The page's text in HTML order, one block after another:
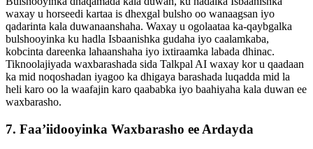
waxay u horseedi kartaa is dhexgal bulsho oo wanaagsan iyo
qadarinta kala duwanaanshaha. Waxay u ogolaataa ka-qaybgalka
bulshooyinka ku hadla Isbaanishka gudaha iyo caalamkaba,
kobcinta dareenka lahaanshaha iyo ixtiraamka labada dhinac.
Tiknoolajiyada waxbarashada sida Talkpal AI waxay kor u qaadaan
ka mid noqoshadan iyagoo ka dhigaya barashada luqadda mid la
heli karo oo la waafajin karo qaababka iyo baahiyaha kala duwan ee
waxbarasho.
7. Faa’iidooyinka Waxbarasho ee Ardayda